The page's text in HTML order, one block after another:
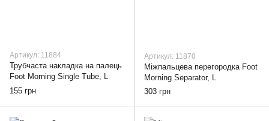
Артикул: 11884
Трубчаста накладка на палець
Foot Morning Single Tube, L
155 грн
Артикул: 11870
Міжпальцева перегородка Foot
Morning Separator, L
303 грн